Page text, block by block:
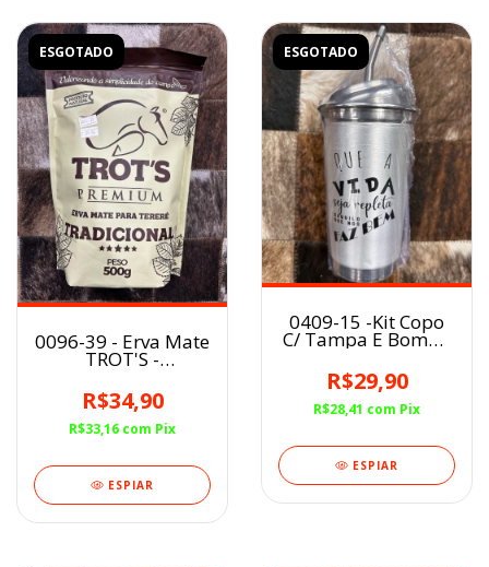
ESGOTADO
0096-39 - Erva Mate
TROT'S -
R$34,90
R$33,16 com Pix
ESPIAR
ESGOTADO
0409-15 -Kit Copo
C/ Tampa E Bomba
Em Aluminio 350ml
R$29,90
R$28,41 com Pix
ESPIAR